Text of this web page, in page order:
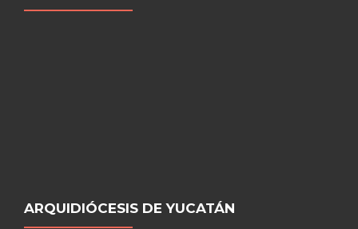
ARQUIDIÓCESIS DE YUCATÁN